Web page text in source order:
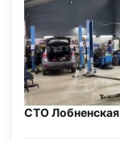
СТО Лобненская